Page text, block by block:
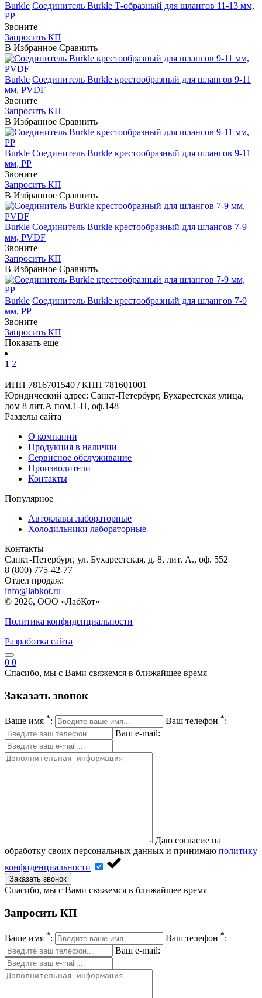
Burkle Соединитель Burkle Т-образный для шлангов 11-13 мм,
PP
Звоните
Запросить КП
В Избранное Сравнить
Burkle Соединитель Burkle крестообразный для шлангов 9-11
мм, PVDF
Звоните
Запросить КП
В Избранное Сравнить
Burkle Соединитель Burkle крестообразный для шлангов 9-11
мм, PP
Звоните
Запросить КП
В Избранное Сравнить
Burkle Соединитель Burkle крестообразный для шлангов 7-9
мм, PVDF
Звоните
Запросить КП
В Избранное Сравнить
Burkle Соединитель Burkle крестообразный для шлангов 7-9
мм, PP
Звоните
Запросить КП
Показать еще
1 2
ИНН 7816701540 / КПП 781601001
Юридический адрес: Санкт-Петербург, Бухарестская улица,
дом 8 лит.А пом.1-Н, оф.148
Разделы сайта
О компании
Продукция в наличии
Сервисное обслуживание
Производители
Контакты
Популярное
Автоклавы лабораторные
Холодильники лабораторные
Контакты
Санкт-Петербург, ул. Бухарестская, д. 8, лит. А., оф. 552
8 (800) 775-42-77
Отдел продаж:
info@labkot.ru
© 2026, ООО «ЛабКот»
Политика конфиденциальности
Разработка сайта
0 0
Спасибо, мы с Вами свяжемся в ближайшее время
Заказать звонок
Ваше имя *: Ваш телефон *:
Ваш e-mail:
Даю согласие на
обработку своих персональных данных и принимаю политику
конфиденциальности
Заказать звонок
Спасибо, мы с Вами свяжемся в ближайшее время
Запросить КП
Ваше имя *: Ваш телефон *:
Ваш e-mail: